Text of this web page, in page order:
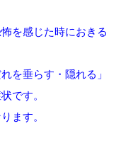
を感じた時におきる
を垂らす・隠れる」
です。
ます。